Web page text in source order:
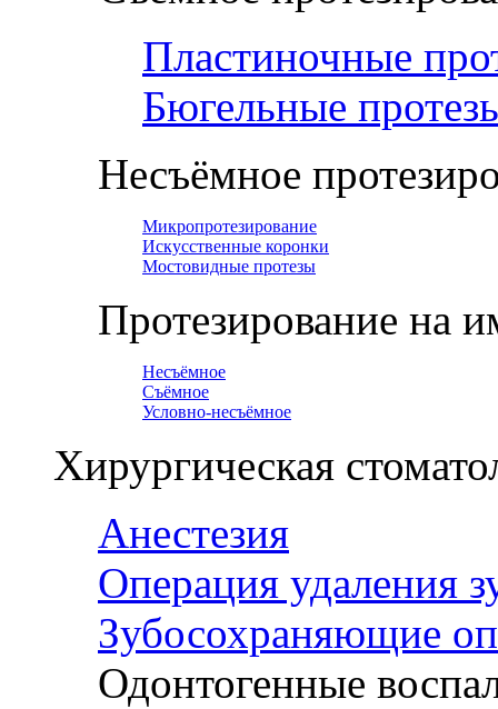
Пластиночные
Бюгельные
Несъёмное
Микропротезирование
Искусственные коронки
Мостовидные протезы
Протезирование на
Несъёмное
Съёмное
Условно-несъёмное
Хирургическая
Анестезия
Операция удаления
Зубосохраняющие
Одонтогенные